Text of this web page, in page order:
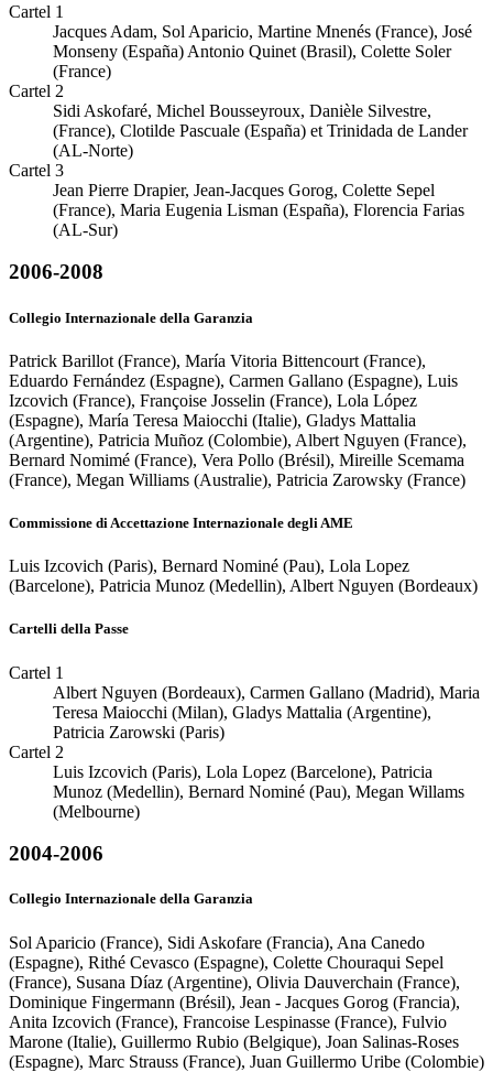
Cartel 1
Jacques Adam, Sol Aparicio, Martine Mnenés (France), José
Monseny (España) Antonio Quinet (Brasil), Colette Soler
(France)
Cartel 2
Sidi Askofaré, Michel Bousseyroux, Danièle Silvestre,
(France), Clotilde Pascuale (España) et Trinidada de Lander
(AL-Norte)
Cartel 3
Jean Pierre Drapier, Jean-Jacques Gorog, Colette Sepel
(France), Maria Eugenia Lisman (España), Florencia Farias
(AL-Sur)
2006-2008
Collegio Internazionale della Garanzia
Patrick Barillot (France), María Vitoria Bittencourt (France),
Eduardo Fernández (Espagne), Carmen Gallano (Espagne), Luis
Izcovich (France), Françoise Josselin (France), Lola López
(Espagne), María Teresa Maiocchi (Italie), Gladys Mattalia
(Argentine), Patricia Muñoz (Colombie), Albert Nguyen (France),
Bernard Nomimé (France), Vera Pollo (Brésil), Mireille Scemama
(France), Megan Williams (Australie), Patricia Zarowsky (France)
Commissione di Accettazione Internazionale degli AME
Luis Izcovich (Paris), Bernard Nominé (Pau), Lola Lopez
(Barcelone), Patricia Munoz (Medellin), Albert Nguyen (Bordeaux)
Cartelli della Passe
Cartel 1
Albert Nguyen (Bordeaux), Carmen Gallano (Madrid), Maria
Teresa Maiocchi (Milan), Gladys Mattalia (Argentine),
Patricia Zarowski (Paris)
Cartel 2
Luis Izcovich (Paris), Lola Lopez (Barcelone), Patricia
Munoz (Medellin), Bernard Nominé (Pau), Megan Willams
(Melbourne)
2004-2006
Collegio Internazionale della Garanzia
Sol Aparicio (France), Sidi Askofare (Francia), Ana Canedo
(Espagne), Rithé Cevasco (Espagne), Colette Chouraqui Sepel
(France), Susana Díaz (Argentine), Olivia Dauverchain (France),
Dominique Fingermann (Brésil), Jean - Jacques Gorog (Francia),
Anita Izcovich (France), Francoise Lespinasse (France), Fulvio
Marone (Italie), Guillermo Rubio (Belgique), Joan Salinas-Roses
(Espagne), Marc Strauss (France), Juan Guillermo Uribe (Colombie)